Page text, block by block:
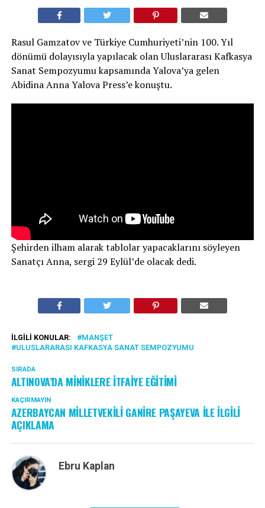
Rasul Gamzatov ve Türkiye Cumhuriyeti’nin 100. Yıl
dönümü dolayısıyla yapılacak olan Uluslararası Kafkasya
Sanat Sempozyumu kapsamında Yalova’ya gelen
Abidina Anna Yalova Press’e konuştu.
Şehirden ilham alarak tablolar yapacaklarını söyleyen
Sanatçı Anna, sergi 29 Eylül’de olacak dedi.
İLGILI KONULAR:
MANŞET
ULUSLARARASI KAFKASYA SANAT SEMPOZYUMU
SIRADA
ALTINOVA’DA MİNİKLERE İTFAİYE EĞİTİMİ
KAÇIRMAYIN
AZERBAYCAN MİLLETVEKİLİ GANİRE PAŞAYEVA İLE İLGİLİ
AÇIKLAMA
Ebru Kaplan